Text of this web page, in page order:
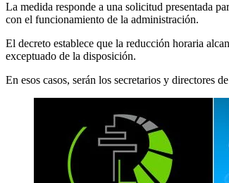
La medida responde a una solicitud presentada
con el funcionamiento de la administración.
El decreto establece que la reducción horaria
exceptuado de la disposición.
En esos casos, serán los secretarios y directores